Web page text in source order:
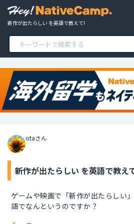
新作が出たらしい を英語で教えて!
otaさん
新作が出たらしい を英語で教え
ゲームや映画で「新作が出たらしい
語でなんというのですか？